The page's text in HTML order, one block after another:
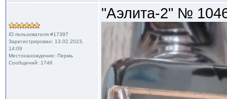
ID пользователя #17397
Зарегистрирован: 13.02.2023,
14:09
Местонахождение: Пермь
Сообщений: 1746
"Аэлита-2" №